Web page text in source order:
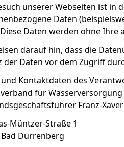
unserer Webseiten ist in
Daten
Diese Daten werden ohne
darauf hin, dass die
der Daten vor dem Zugriff
und Kontaktdaten des
für
Franz-
Müntzer-Straße 1
Bad